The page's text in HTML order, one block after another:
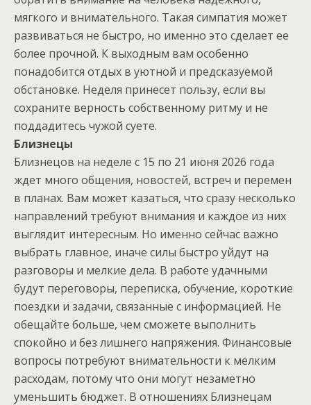
мягкого и внимательного. Такая симпатия может
развиваться не быстро, но именно это сделает ее
более прочной. К выходным вам особенно
понадобится отдых в уютной и предсказуемой
обстановке. Неделя принесет пользу, если вы
сохраните верность собственному ритму и не
поддадитесь чужой суете.
Близнецы
Близнецов на неделе с 15 по 21 июня 2026 года
ждет много общения, новостей, встреч и перемен
в планах. Вам может казаться, что сразу несколько
направлений требуют внимания и каждое из них
выглядит интересным. Но именно сейчас важно
выбрать главное, иначе силы быстро уйдут на
разговоры и мелкие дела. В работе удачными
будут переговоры, переписка, обучение, короткие
поездки и задачи, связанные с информацией. Не
обещайте больше, чем сможете выполнить
спокойно и без лишнего напряжения. Финансовые
вопросы потребуют внимательности к мелким
расходам, потому что они могут незаметно
уменьшить бюджет. В отношениях Близнецам